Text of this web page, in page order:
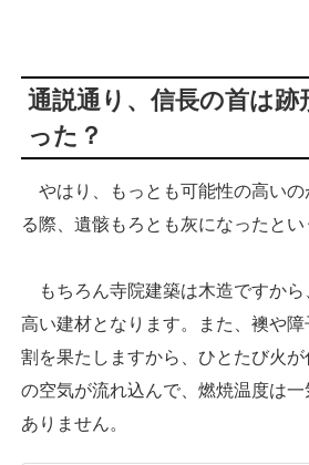
通説通り、信長の首は
った？
やはり、もっとも可能性の高いの
る際、遺骸もろとも灰になったとい
もちろん寺院建築は木造ですから
高い建材となります。また、襖や
割を果たしますから、ひとたび火
の空気が流れ込んで、燃焼温度は
ありません。